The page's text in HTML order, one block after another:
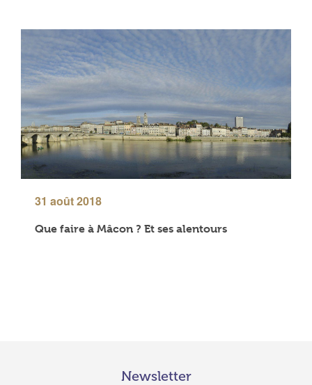
31 août 2018
Que faire à Mâcon ? Et ses alentours
Newsletter